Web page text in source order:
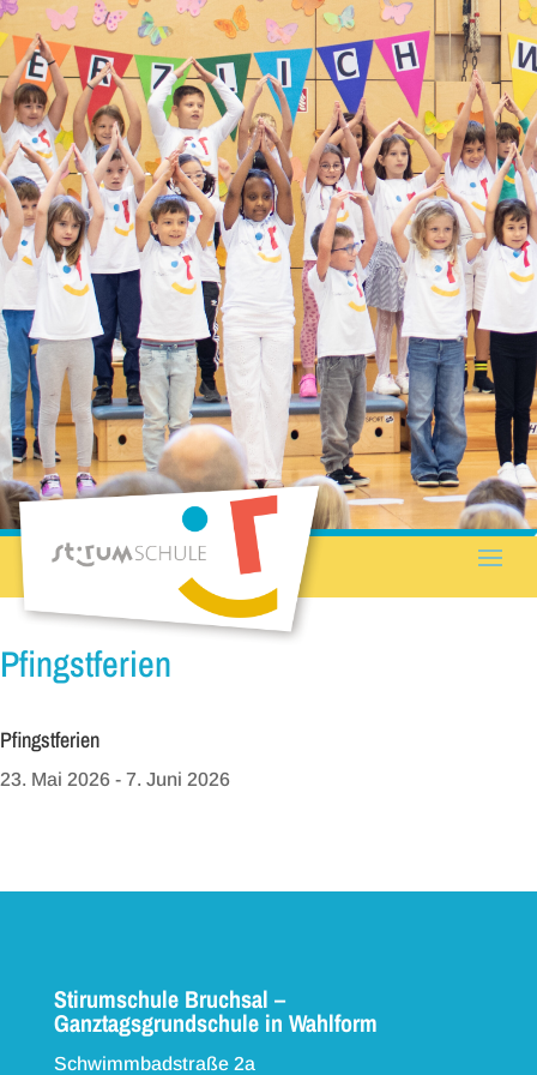
Pfingstferien
Pfingstferien
23. Mai 2026 - 7. Juni 2026
Stirumschule Bruchsal –
Ganztagsgrundschule in Wahlform
Schwimmbadstraße 2a